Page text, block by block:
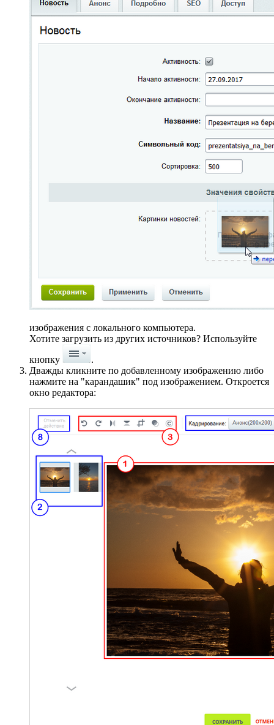
изображения с локального компьютера.
Хотите загрузить из других источников? Используйте
кнопку
.
Дважды кликните по добавленному изображению либо
нажмите на "карандашик" под изображением. Откроется
окно редактора: